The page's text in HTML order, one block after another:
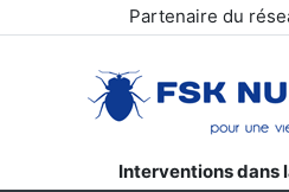
Partenaire du
Interventions dans